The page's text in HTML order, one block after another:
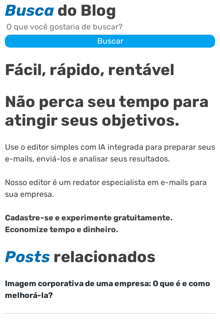
Busca do Blog
Buscar
Buscar
Fácil, rápido, rentável
Não perca seu tempo para
atingir seus objetivos.
Use o editor simples com IA integrada para preparar seus
e-mails, enviá-los e analisar seus resultados.
Nosso editor é um redator especialista em e-mails para
sua empresa.
Cadastre-se e experimente gratuitamente.
Economize tempo e dinheiro.
Posts relacionados
Imagem corporativa de uma empresa: O que é e como
melhorá-la?